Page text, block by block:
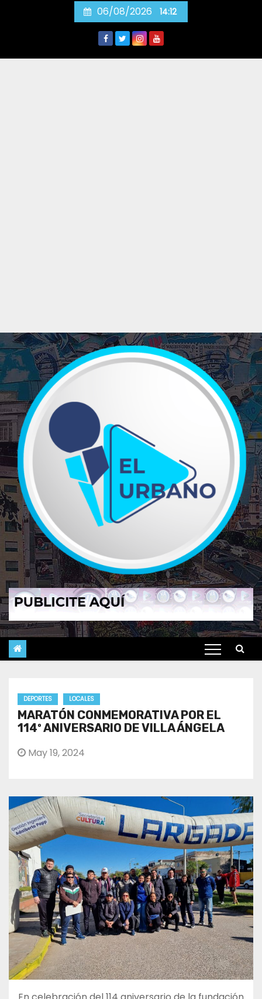
06/08/2026 14:12
DEPORTES LOCALES
MARATÓN CONMEMORATIVA POR EL
114º ANIVERSARIO DE VILLA ÁNGELA
May 19, 2024